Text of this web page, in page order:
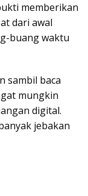
memberikan
dari awal
buang waktu
sambil baca
mungkin
digital.
jebakan